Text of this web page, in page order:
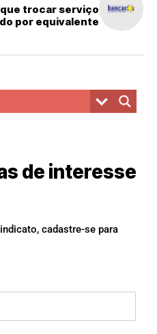
trocar serviço
por equivalente
de interesse
cadastre-se para